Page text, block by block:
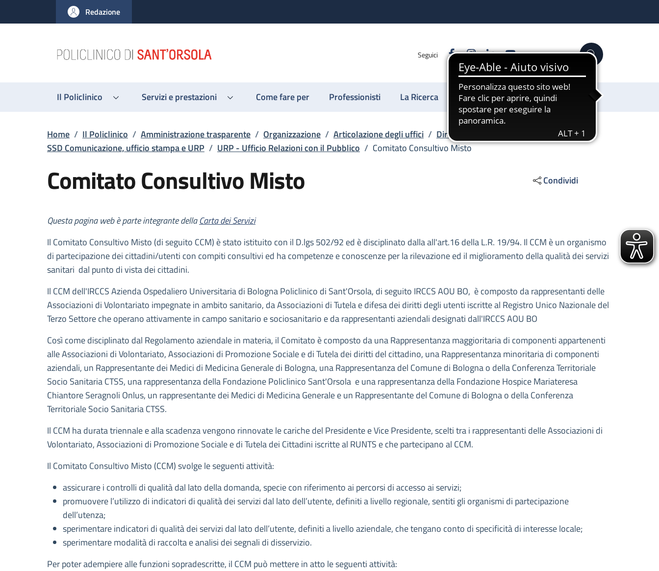
al contenuto principale
to footer content
Redazione
Seguici FacebookInstagram
LinkedinYouTube Cerca
Il Policlinico Servizi e prestazioni Come fare per Professionisti La Ricerca Sostienici
Briciole di pane
Home / Il Policlinico / Amministrazione trasparente / Organizzazione / Articolazione degli uffici / Direzione Generale
SSD Comunicazione, ufficio stampa e URP / URP - Ufficio Relazioni con il Pubblico / Comitato Consultivo Misto
Comitato Consultivo Misto Condividi
Descrizione
Questa pagina web è parte integrante dellaCarta dei Servizi
Il Comitato Consultivo Misto (di seguito CCM) è stato istituito con il D.lgs 502/92 ed è disciplinato dalla all'art.16 della L.R. 19/94. Il CCM è un organismo
di partecipazione dei cittadini/utenti con compiti consultivi ed ha competenze e conoscenze per la rilevazione ed il miglioramento della qualità dei servizi
sanitari dal punto di vista dei cittadini.
Il CCM dell'IRCCS Azienda Ospedaliero Universitaria di Bologna Policlinico di Sant'Orsola, di seguito IRCCS AOU BO, è composto da rappresentanti delle
Associazioni di Volontariato impegnate in ambito sanitario, da Associazioni di Tutela e difesa dei diritti degli utenti iscritte al Registro Unico Nazionale del
Terzo Settore che operano attivamente in campo sanitario e sociosanitario e da rappresentanti aziendali designati dall'IRCCS AOU BO
Così come disciplinato dal Regolamento aziendale in materia, il Comitato è composto da una Rappresentanza maggioritaria di componenti appartenenti
alle Associazioni di Volontariato, Associazioni di Promozione Sociale e di Tutela dei diritti del cittadino, una Rappresentanza minoritaria di componenti
aziendali, un Rappresentante dei Medici di Medicina Generale di Bologna, una Rappresentanza del Comune di Bologna o della Conferenza Territoriale
Socio Sanitaria CTSS, una rappresentanza della Fondazione Policlinico Sant'Orsola e una rappresentanza della Fondazione Hospice Mariateresa
Chiantore Seragnoli Onlus, un rappresentante dei Medici di Medicina Generale e un Rappresentante del Comune di Bologna o della Conferenza
Territoriale Socio Sanitaria CTSS.
Il CCM ha durata triennale e alla scadenza vengono rinnovate le cariche del Presidente e Vice Presidente, scelti tra i rappresentanti delle Associazioni di
Volontariato, Associazioni di Promozione Sociale e di Tutela dei Cittadini iscritte al RUNTS e che partecipano al CCM.
Il Comitato Consultivo Misto (CCM) svolge le seguenti attività:
assicurare i controlli di qualità dal lato della domanda, specie con riferimento ai percorsi di accesso ai servizi;
promuovere l’utilizzo di indicatori di qualità dei servizi dal lato dell’utente, definiti a livello regionale, sentiti gli organismi di partecipazione
dell’utenza;
sperimentare indicatori di qualità dei servizi dal lato dell’utente, definiti a livello aziendale, che tengano conto di specificità di interesse locale;
sperimentare modalità di raccolta e analisi dei segnali di disservizio.
Per poter adempiere alle funzioni sopradescritte, il CCM può mettere in atto le seguenti attività: